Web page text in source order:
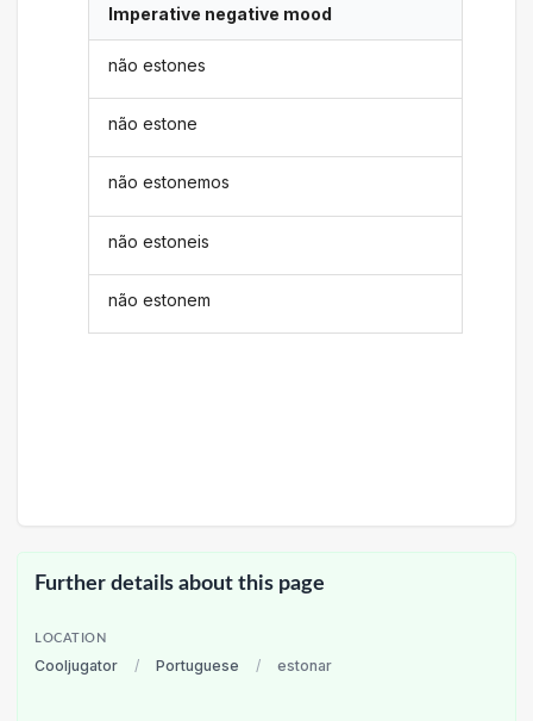
Imperative negative mood
não estones
não estone
não estonemos
não estoneis
não estonem
Further details about this page
LOCATION
Cooljugator / Portuguese / estonar